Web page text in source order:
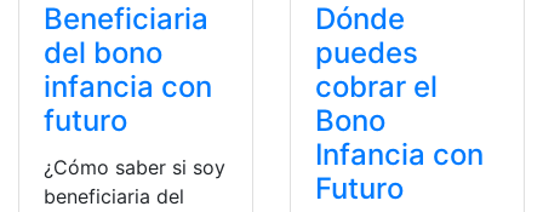
Beneficiaria
del bono
infancia con
futuro
¿Cómo saber si soy
beneficiaria del
Dónde
puedes
cobrar el
Bono
Infancia con
Futuro